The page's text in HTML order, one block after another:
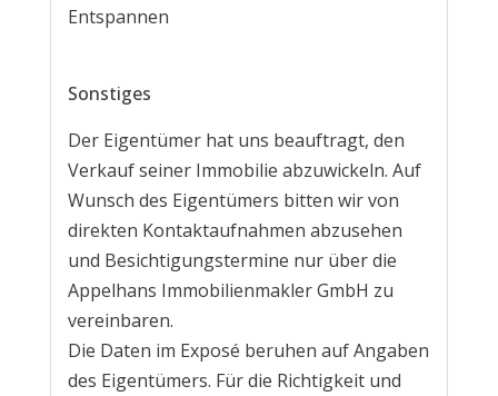
Entspannen
Sonstiges
Der Eigentümer hat uns beauftragt, den
Verkauf seiner Immobilie abzuwickeln. Auf
Wunsch des Eigentümers bitten wir von
direkten Kontaktaufnahmen abzusehen
und Besichtigungstermine nur über die
Appelhans Immobilienmakler GmbH zu
vereinbaren.
Die Daten im Exposé beruhen auf Angaben
des Eigentümers. Für die Richtigkeit und